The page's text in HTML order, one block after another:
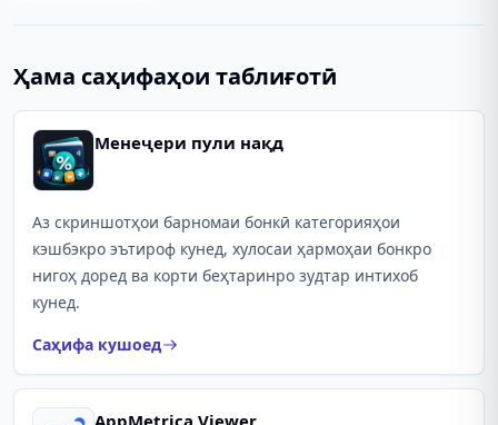
Ҳама саҳифаҳои таблиғотӣ
Менеҷери пули нақд
Аз скриншотҳои барномаи бонкӣ категорияҳои
кэшбэкро эътироф кунед, хулосаи ҳармоҳаи бонкро
нигоҳ доред ва корти беҳтаринро зудтар интихоб
кунед.
Саҳифа кушоед
AppMetrica Viewer